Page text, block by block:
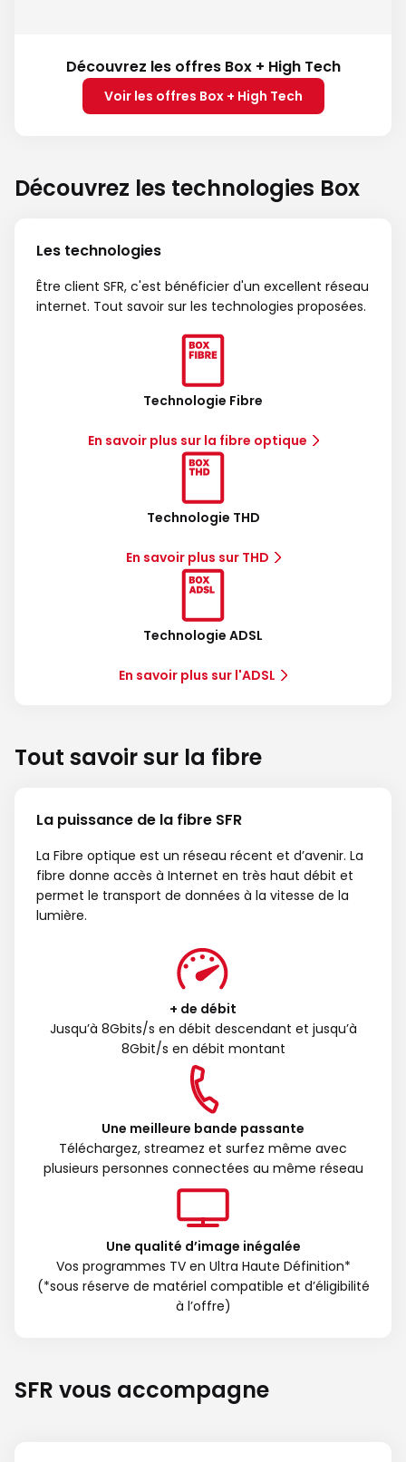
Découvrez les offres Box + High Tech
Voir les offres Box + High Tech
Découvrez les technologies Box
Les technologies
Être client SFR, c'est bénéficier d'un excellent réseau
internet. Tout savoir sur les technologies proposées.
Technologie Fibre
En savoir plus sur la fibre optique
Technologie THD
En savoir plus sur THD
Technologie ADSL
En savoir plus sur l'ADSL
Tout savoir sur la fibre
La puissance de la fibre SFR
La Fibre optique est un réseau récent et d’avenir. La
fibre donne accès à Internet en très haut débit et
permet le transport de données à la vitesse de la
lumière.
+ de débit
Jusqu’à 8Gbits/s en débit descendant et jusqu’à
8Gbit/s en débit montant
Une meilleure bande passante
Téléchargez, streamez et surfez même avec
plusieurs personnes connectées au même réseau
Une qualité d’image inégalée
Vos programmes TV en Ultra Haute Définition*
(*sous réserve de matériel compatible et d’éligibilité
à l’offre)
SFR vous accompagne